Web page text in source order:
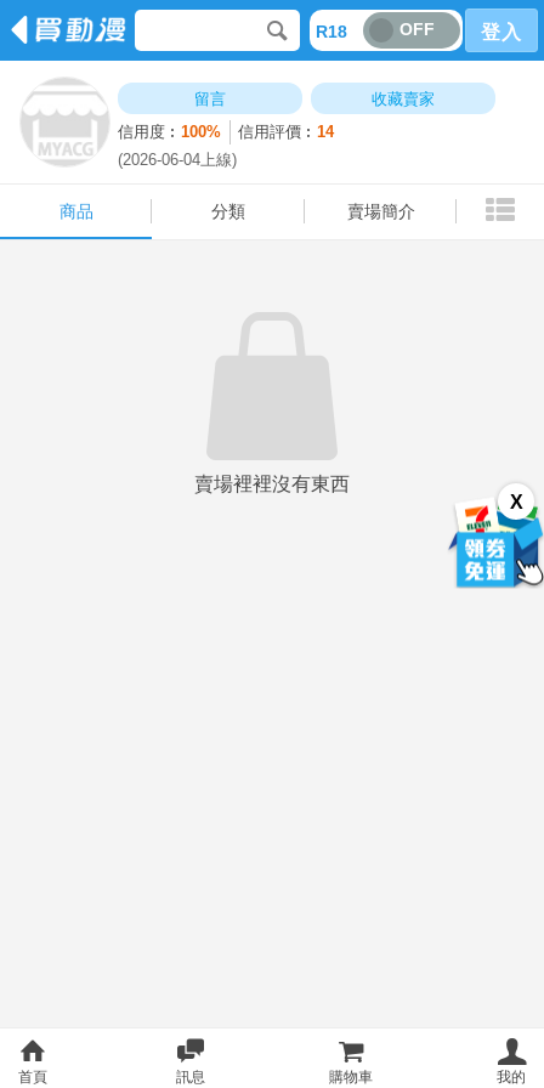
R18 OFF 登入
留言
收藏賣家
信用度︰100% 信用評價︰14
(2026-06-04上線)
商品 分類 賣場簡介
X
賣場裡裡沒有東西
商品 分類 賣場簡介
首頁 訊息 購物車 我的